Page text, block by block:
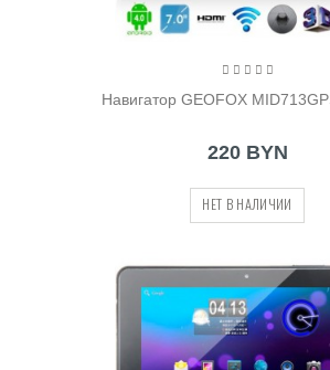
Навигатор GEOFOX
220 BYN
НЕТ В НАЛИЧИИ